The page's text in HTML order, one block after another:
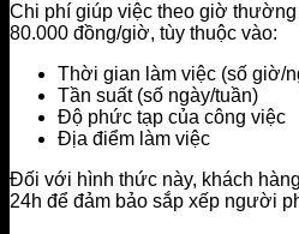
Chi phí giúp việc theo giờ
80.000 đồng/giờ, tùy thuộc vào:
Thời gian làm việc (số giờ/
Tần suất (số ngày/tuần)
Độ phức tạp của công việc
Địa điểm làm việc
Đối với hình thức này, khách
24h để đảm bảo sắp xếp người